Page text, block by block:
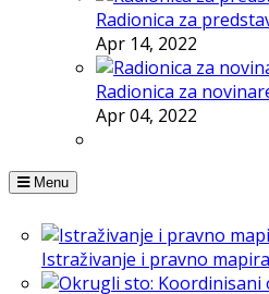
Radionica za
Apr 14, 2022
Radionica za
Apr 04, 2022
Istraživanje i pravno
Menu